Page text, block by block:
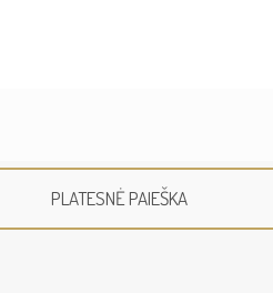
PLATESNĖ PAIEŠKA